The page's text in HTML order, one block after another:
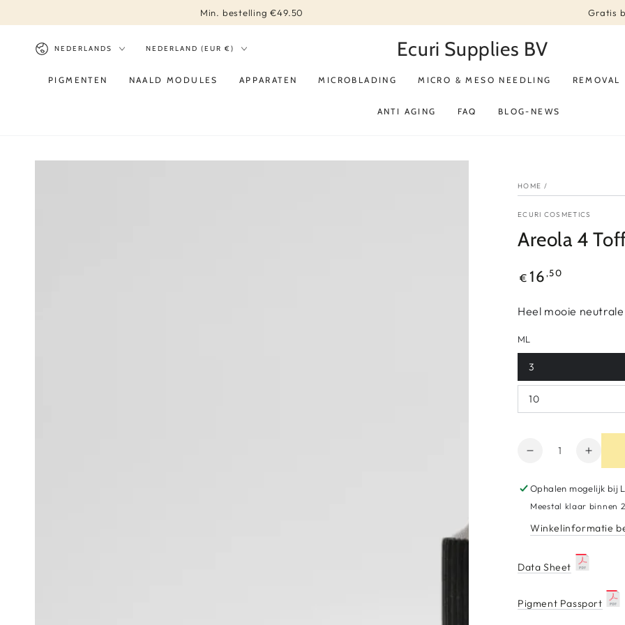
Min. bestelling €49.50 Gratis
TaalNEDERLANDS Land/regio
NEDERLAND (EUR €) Ecuri Supplies BV
PIGMENTEN NAALD MODULES APPARATEN MICROBLADING MICRO & MESO NEEDLING REMOVAL
ANTI AGING FAQ BLOG-NEWS
HOME /
ECURI COSMETICS
Areola 4
Reguliere
€ 16 ,50
Heel mooie
ML
3
10
Hoeveelheid
Aantal
voor
Areola
Toffee
het
aantal
voor
4
Ophalen mogelijk bij
Meestal klaar binnen
Winkelinformatie
Data Sheet
Pigment Passport